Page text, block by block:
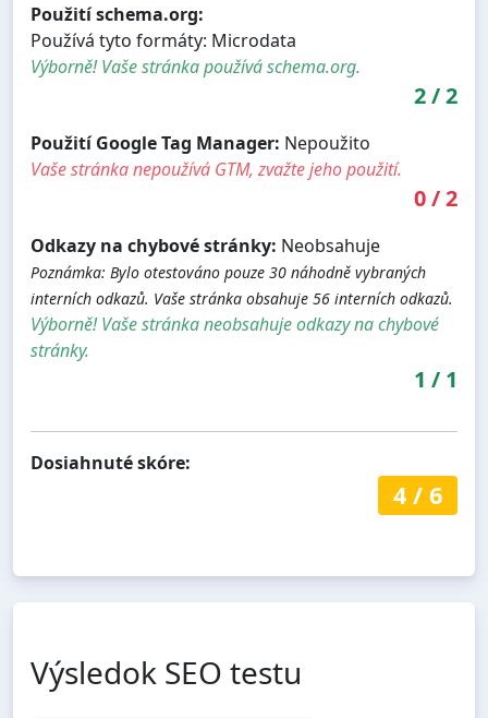
Použití schema.org:
Používá tyto formáty: Microdata
Výborně! Vaše stránka používá schema.org.
2/2
Použití Google Tag Manager: Nepoužito
Vaše stránka nepoužívá GTM, zvažte jeho použití.
0/2
Odkazy na chybové stránky: Neobsahuje
Poznámka: Bylo otestováno pouze 30 náhodně vybraných
interních odkazů. Vaše stránka obsahuje 56 interních odkazů.
Výborně! Vaše stránka neobsahuje odkazy na chybové
stránky.
1 / 1
Dosiahnuté skóre:
4/ 6
Výsledok SEO testu